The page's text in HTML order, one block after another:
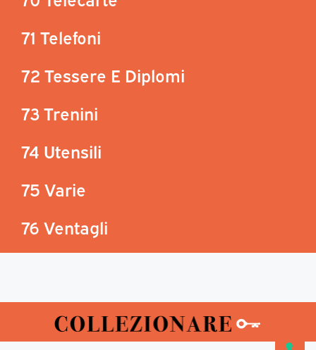
71 Telefoni
72 Tessere E Diplomi
73 Trenini
74 Utensili
75 Varie
76 Ventagli